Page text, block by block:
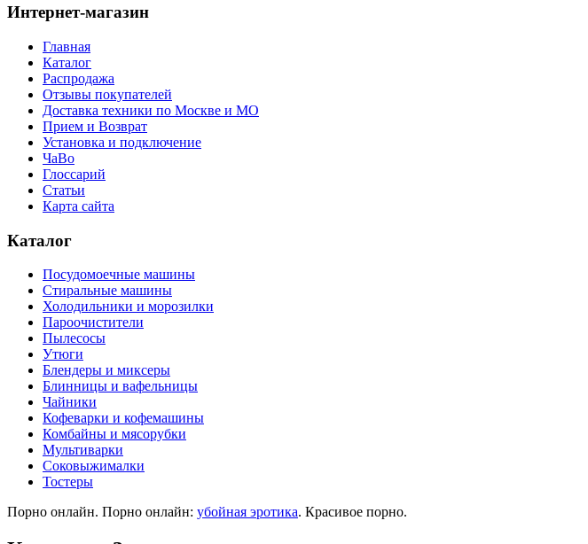
Интернет-магазин
Главная
Каталог
Распродажа
Отзывы покупателей
Доставка техники по Москве и МО
Прием и Возврат
Установка и подключение
ЧаВо
Глоссарий
Статьи
Карта сайта
Каталог
Посудомоечные машины
Стиральные машины
Холодильники и морозилки
Пароочистители
Пылесосы
Утюги
Блендеры и миксеры
Блинницы и вафельницы
Чайники
Кофеварки и кофемашины
Комбайны и мясорубки
Мультиварки
Соковыжималки
Тостеры
Порно онлайн. Порно онлайн: убойная эротика. Красивое порно.